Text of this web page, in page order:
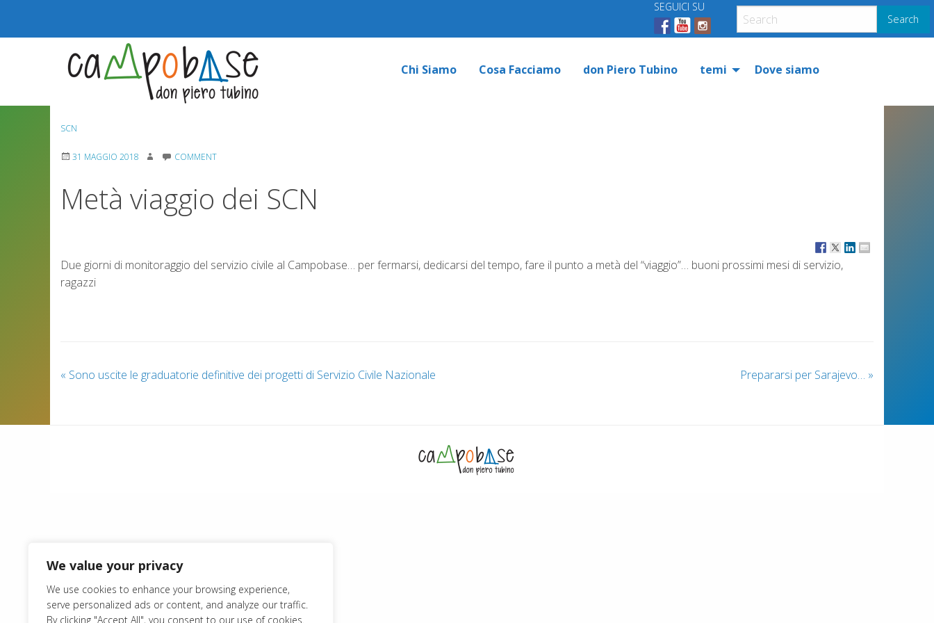
We value your privacy
We use cookies to enhance your browsing experience,
serve personalized ads or content, and analyze our traffic.
By clicking "Accept All", you consent to our use of cookies.
content
Search
SEGUICI SU
Chi Siamo Cosa Facciamo don Piero Tubino temi Dove siamo
SCN
31 MAGGIO 2018 COMMENT
Metà viaggio dei SCN
Due giorni di monitoraggio del servizio civile al Campobase… per fermarsi, dedicarsi del tempo, fare il punto a metà del “viaggio”… buoni prossimi mesi di servizio,
ragazzi
« Sono uscite le graduatorie definitive dei progetti di Servizio Civile Nazionale Prepararsi per Sarajevo… »